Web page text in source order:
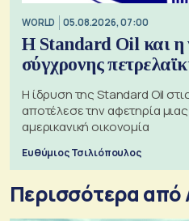
WORLD 05.08.2026, 07:00
Η Standard Oil και η
σύγχρονης
Η ίδρυση της Standard Oil
αποτέλεσε την αφετηρία
αμερικανική οικονομία
Ευθύμιος Τσιλιόπουλος
Περισσότερα από